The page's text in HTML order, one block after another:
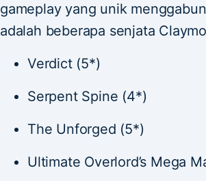
gameplay yang unik
adalah beberapa senjata
Verdict (5*)
Serpent Spine (4*)
The Unforged (5*)
Ultimate Overlord’s Mega